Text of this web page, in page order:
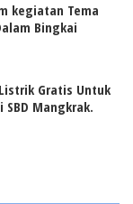
kegiatan Tema
Bingkai
Gratis Untuk
Mangkrak.